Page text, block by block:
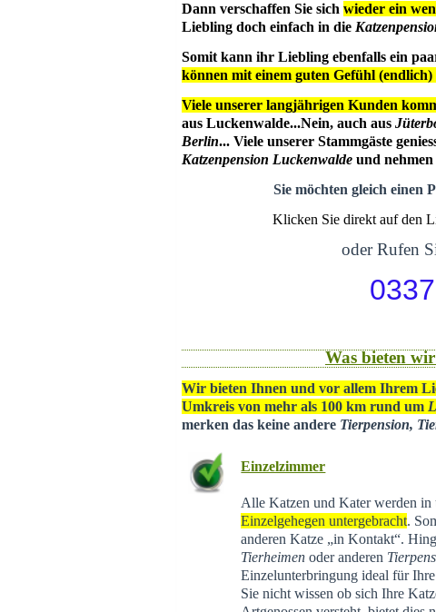
Dann verschaffen Sie sich wieder ein
Liebling doch einfach in die
Somit kann ihr Liebling ebenfalls ein
können mit einem guten Gefühl
Viele unserer langjährigen Kunden
aus Luckenwalde...Nein, auch aus
Berlin... Viele unserer Stammgäste
Katzenpension Luckenwaldeund nehmen
Sie möchten gleich einen
Klicken Sie direkt auf den
oder Rufen
Was bieten
Wir bieten Ihnen und vor allem Ihrem
Umkreis von mehr als 100 km rund um
merken das keine andere Tierpension,
Einzelzimmer
Alle Katzen und Kater werden in
Einzelgehegen untergebracht.
anderen Katze „in Kontakt“.
Tierheimen oder anderen
Einzelunterbringung ideal für
Sie nicht wissen ob sich Ihre